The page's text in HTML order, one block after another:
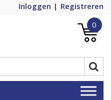
Inloggen
Registreren
in
0